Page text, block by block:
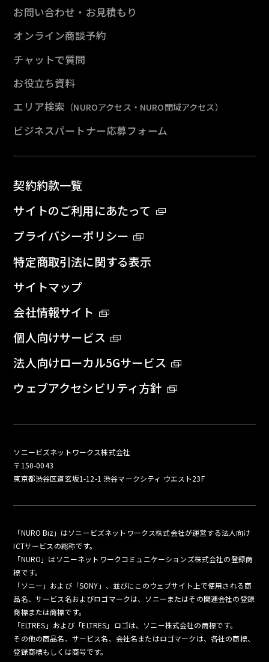
お問い合わせ・お見積もり
オンライン商談予約
チャットで質問
お役立ち資料
エリア検索 （NUROアクセス・NURO閉域アクセス）
ビジネスパートナー応募フォーム
契約約款一覧
サイトのご利用にあたって
プライバシーポリシー
特定商取引法に関する表示
サイトマップ
会社情報サイト
個人向けサービス
法人向けローカル5Gサービス
ウェブアクセシビリティ方針
ソニービズネットワークス株式会社
〒150-0043
東京都渋谷区道玄坂1-12-1 渋谷マークシティ ウエスト23F
「NURO Biz」はソニービズネットワークス株式会社が運営する法人向け
ICTサービスの総称です。
「NURO」はソニーネットワークコミュニケーションズ株式会社の登録商
標です。
「ソニー」および「SONY」、並びにこのウェブサイト上で使用される商
品名、サービス名およびロゴマークは、ソニーまたはその関連会社の登録
商標または商標です。
「ELTRES」および「ELTRES」ロゴは、ソニー株式会社の商標です。
その他の商品名、サービス名、会社名またはロゴマークは、各社の商標、
登録商標もしくは商号です。